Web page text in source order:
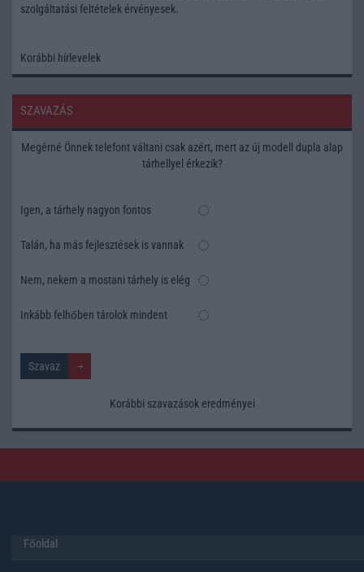
szolgáltatási feltételek érvényesek.
Korábbi hírlevelek
SZAVAZÁS
Megérné Önnek telefont váltani csak azért, mert az új modell dupla alap
tárhellyel érkezik?
Igen, a tárhely nagyon fontos
Talán, ha más fejlesztések is vannak
Nem, nekem a mostani tárhely is elég
Inkább felhőben tárolok mindent
Korábbi szavazások eredményei
Főoldal